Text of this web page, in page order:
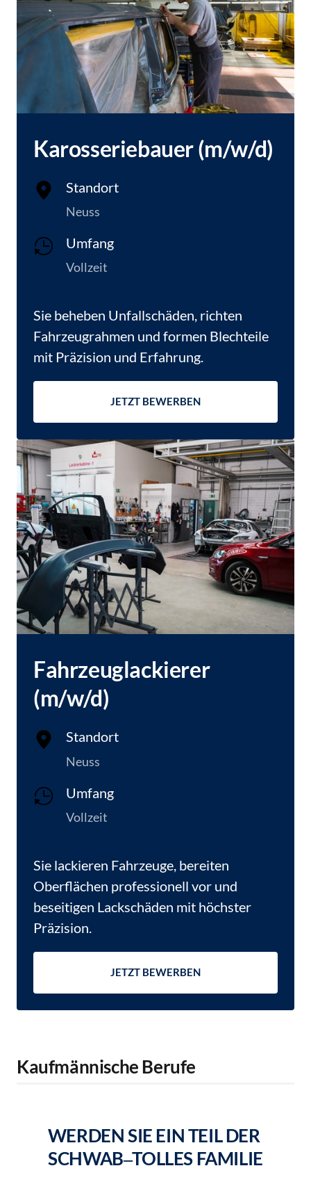
Karosseriebauer (m/w/d)
Standort
Neuss
Umfang
Vollzeit
Sie beheben Unfallschäden, richten
Fahrzeugrahmen und formen Blechteile
mit Präzision und Erfahrung.
JETZT BEWERBEN
Fahrzeuglackierer
(m/w/d)
Standort
Neuss
Umfang
Vollzeit
Sie lackieren Fahrzeuge, bereiten
Oberflächen professionell vor und
beseitigen Lackschäden mit höchster
Präzision.
JETZT BEWERBEN
Kaufmännische Berufe
WERDEN SIE EIN TEIL
SCHWAB‒TOLLES FAMILIE